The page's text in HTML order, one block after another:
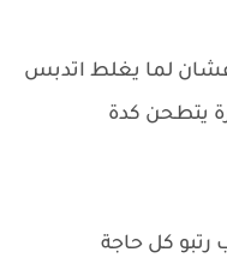
لما يغلط اتدبس
يتطحن كدة
رتبو كل حاجة